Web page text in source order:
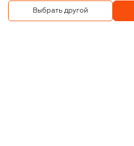
Выбрать другой